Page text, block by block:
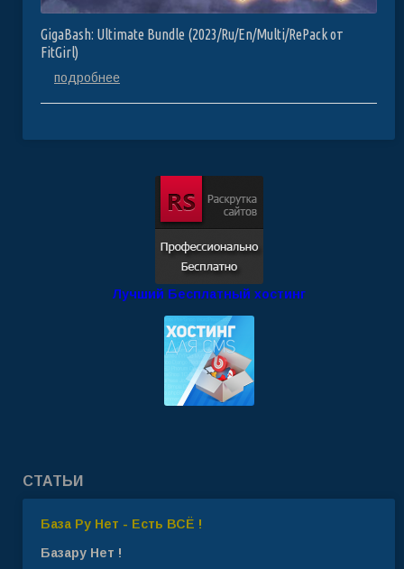
GigaBash: Ultimate Bundle (2023/Ru/En/Multi/RePack от
FitGirl)
подробнее
Лучший Бесплатный хостинг
СТАТЬИ
База Ру Нет - Есть ВСЁ !
Базару Нет !